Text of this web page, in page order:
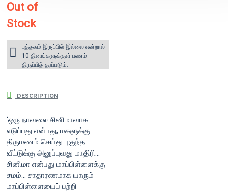
Out of
Stock
புத்தகம் இருப்பில் இல்லை என்றால்
10 தினங்களுக்குள் பணம்
திருப்பித் தரப்படும்.
DESCRIPTION
‘ஒரு நாவலை சினிமாவாக
எடுப்பது என்பது, மகளுக்கு
திருமணம் செய்து புகுந்த
வீட்டுக்கு அனுப்புவது மாதிரி...
சினிமா என்பது மாப்பிள்ளைக்கு
சமம்... சாதாரணமாக யாரும்
மாப்பிள்ளையைப் பற்றி